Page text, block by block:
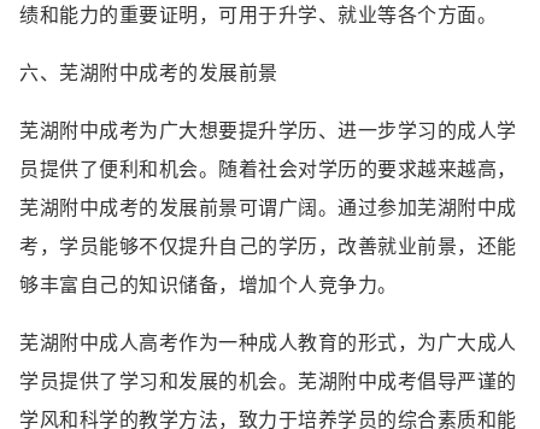
绩和能力的重要证明，可用于升学、就业等各个方面。
六、芜湖附中成考的发展前景
芜湖附中成考为广大想要提升学历、进一步学习的成人学
员提供了便利和机会。随着社会对学历的要求越来越高，
芜湖附中成考的发展前景可谓广阔。通过参加芜湖附中成
考，学员能够不仅提升自己的学历，改善就业前景，还能
够丰富自己的知识储备，增加个人竞争力。
芜湖附中成人高考作为一种成人教育的形式，为广大成人
学员提供了学习和发展的机会。芜湖附中成考倡导严谨的
学风和科学的教学方法，致力于培养学员的综合素质和能